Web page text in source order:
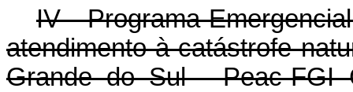
IV - Programa
atendimento à catástrofe
Grande do Sul - Peac-FGI